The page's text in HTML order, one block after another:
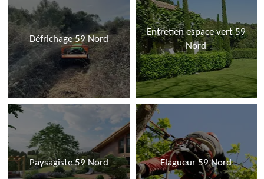
Défrichage 59 Nord
Entretien espace vert 59
Nord
Paysagiste 59 Nord Elagueur 59 Nord